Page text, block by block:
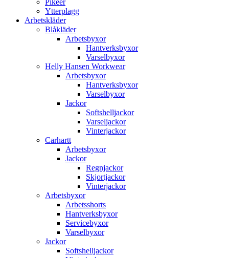
Pikéer
Ytterplagg
Arbetskläder
Blåkläder
Arbetsbyxor
Hantverksbyxor
Varselbyxor
Helly Hansen Workwear
Arbetsbyxor
Hantverksbyxor
Varselbyxor
Jackor
Softshelljackor
Varseljackor
Vinterjackor
Carhartt
Arbetsbyxor
Jackor
Regnjackor
Skjortjackor
Vinterjackor
Arbetsbyxor
Arbetsshorts
Hantverksbyxor
Servicebyxor
Varselbyxor
Jackor
Softshelljackor